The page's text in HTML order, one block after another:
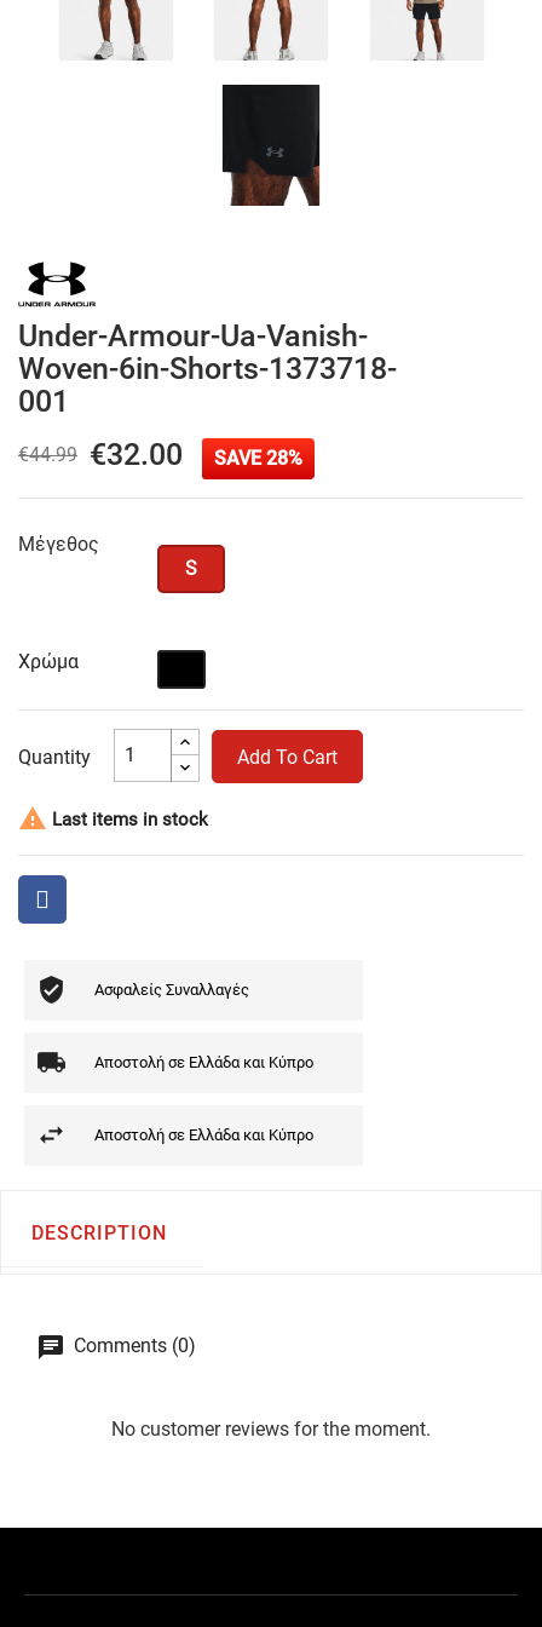
Under-Armour-Ua-Vanish-
Woven-6in-Shorts-1373718-
001
€44.99 €32.00 SAVE 28%
Μέγεθος
S
Χρώμα
Quantity Add To Cart
 Last items in stock
Ασφαλείς Συναλλαγές
Αποστολή σε Ελλάδα και Κύπρο
Αποστολή σε Ελλάδα και Κύπρο
DESCRIPTION
Comments (0)
No customer reviews for the moment.